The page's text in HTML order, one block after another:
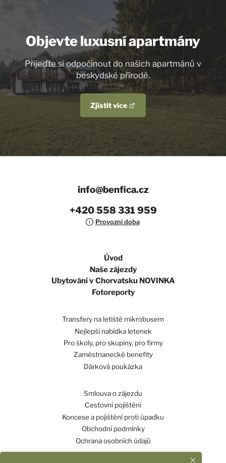
Objevte luxusní apartmány
Přijeďte si odpočinout do našich apartmánů v
beskydské přírodě.
Zjistit více
info@benfica.cz
+420 558 331 959
Provozní doba
Úvod
Naše zájezdy
Ubytování v Chorvatsku NOVINKA
Fotoreporty
Transfery na letiště mikrobusem
Nejlepší nabídka letenek
Pro školy, pro skupiny, pro firmy
Zaměstnanecké benefity
Dárková poukázka
Smlouva o zájezdu
Cestovní pojištění
Koncese a pojištění proti úpadku
Obchodní podmínky
Ochrana osobních údajů